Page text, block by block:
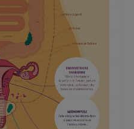
Agrandir
l'image